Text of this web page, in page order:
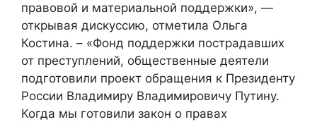
правовой и материальной поддержки», —
открывая дискуссию, отметила Ольга
Костина. – «Фонд поддержки пострадавших
от преступлений, общественные деятели
подготовили проект обращения к Президенту
России Владимиру Владимировичу Путину.
Когда мы готовили закон о правах